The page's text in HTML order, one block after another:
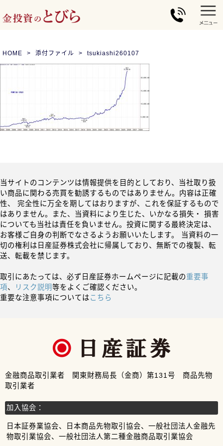
HOME 添付ファイル tsukiashi260107
当サイトのコンテンツは情報提供を目的としており、当社取り扱
い商品に関わる売買を勧誘するものではありません。内容は正確
性、 完全性に万全を期してはおりますが、これを保証するもので
はありません。また、当資料により生じた、いかなる損失・ 損害
についても当社は責任を負いません。投資に関する最終決定は、
お客様ご自身の判断でなさるようお願いいたします。 当資料の一
切の権利は日産証券株式会社に帰属しており、無断での複製、転
送、転載を禁じます。
取引にあたっては、必ず日産証券ホームページに記載の重要事
項、 リスク説明等をよくご確認ください。
重要な注意事項についてはこちら
金融商品取引業者 関東財務局長（金商）第131号 商品先物
取引業者
加入協会：
日本証券業協会、日本商品先物取引協会、一般社団法人金融先
物取引業協会、一般社団法人第二種金融商品取引業協会